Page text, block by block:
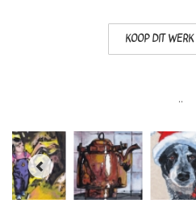
KOOP DIT
..